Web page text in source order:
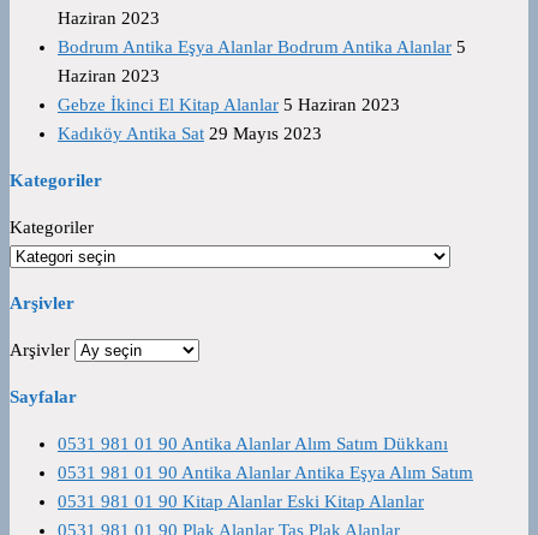
Haziran 2023
Bodrum Antika Eşya Alanlar Bodrum Antika Alanlar 5
Haziran 2023
Gebze İkinci El Kitap Alanlar 5 Haziran 2023
Kadıköy Antika Sat 29 Mayıs 2023
Kategoriler
Kategoriler
Arşivler
Arşivler
Sayfalar
0531 981 01 90 Antika Alanlar Alım Satım Dükkanı
0531 981 01 90 Antika Alanlar Antika Eşya Alım Satım
0531 981 01 90 Kitap Alanlar Eski Kitap Alanlar
0531 981 01 90 Plak Alanlar Taş Plak Alanlar